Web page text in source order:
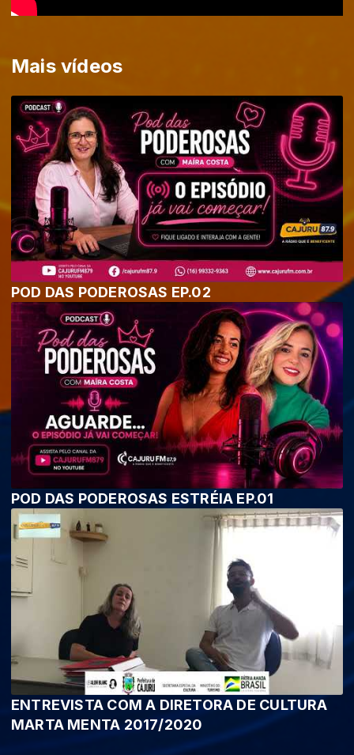
Mais vídeos
POD DAS PODEROSAS EP.02
POD DAS PODEROSAS ESTRÉIA EP.01
ENTREVISTA COM A DIRETORA DE CULTURA
MARTA MENTA 2017/2020